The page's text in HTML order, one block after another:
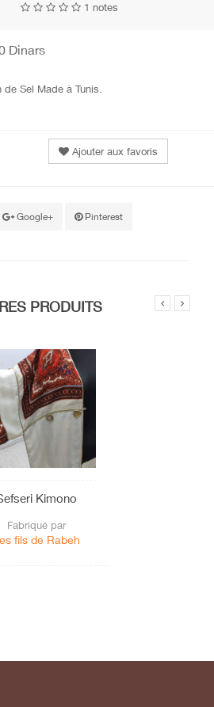
1 notes
Dinars
Sel Made à Tunis.
Ajouter aux favoris
Google+ Pinterest
PRODUITS
Kimono
Fabriqué par
fils de Rabeh